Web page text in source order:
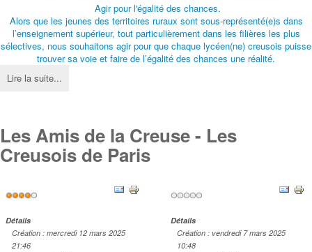
Agir pour l'égalité des chances.
Alors que les jeunes des territoires ruraux sont sous-représenté(e)s dans
l’enseignement supérieur, tout particulièrement dans les filières les plus
sélectives, nous souhaitons agir pour que chaque lycéen(ne) creusois puisse
trouver sa voie et faire de l’égalité des chances une réalité.
Lire la suite...
Les Amis de la Creuse - Les
Creusois de Paris
Vote
Détails
Création : mercredi 12 mars 2025
21:46
Détails
Création : vendredi 7 mars 2025
10:48